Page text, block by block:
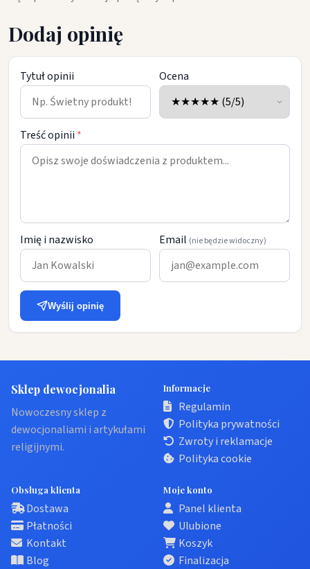
Dodaj opinię
Tytuł opinii Ocena
Treść opinii *
Imię i nazwisko Email (nie będzie widoczny)
Wyślij opinię
Sklep dewocjonalia
Nowoczesny sklep z
dewocjonaliami i artykułami
religijnymi.
Informacje
Regulamin
Polityka prywatności
Zwroty i reklamacje
Polityka cookie
Obsługa klienta
Dostawa
Płatności
Kontakt
Blog
Moje konto
Panel klienta
Ulubione
Koszyk
Finalizacja